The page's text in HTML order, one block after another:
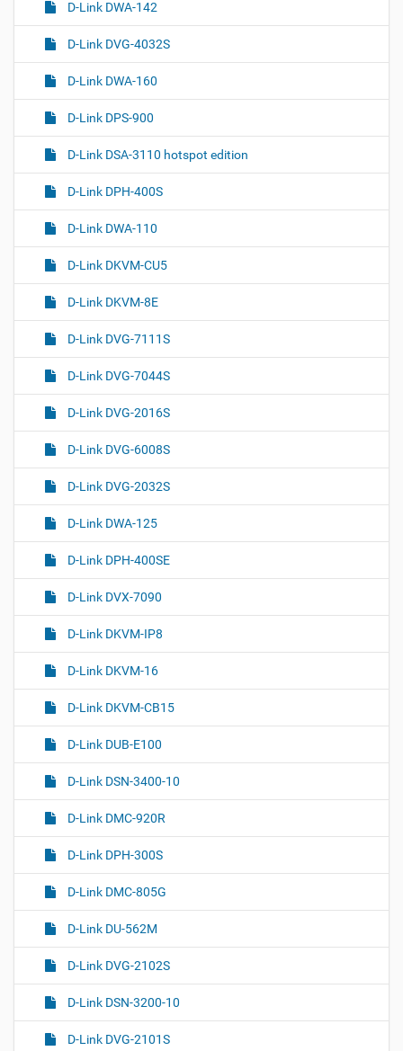
D-Link DWA-142
D-Link DVG-4032S
D-Link DWA-160
D-Link DPS-900
D-Link DSA-3110 hotspot edition
D-Link DPH-400S
D-Link DWA-110
D-Link DKVM-CU5
D-Link DKVM-8E
D-Link DVG-7111S
D-Link DVG-7044S
D-Link DVG-2016S
D-Link DVG-6008S
D-Link DVG-2032S
D-Link DWA-125
D-Link DPH-400SE
D-Link DVX-7090
D-Link DKVM-IP8
D-Link DKVM-16
D-Link DKVM-CB15
D-Link DUB-E100
D-Link DSN-3400-10
D-Link DMC-920R
D-Link DPH-300S
D-Link DMC-805G
D-Link DU-562M
D-Link DVG-2102S
D-Link DSN-3200-10
D-Link DVG-2101S